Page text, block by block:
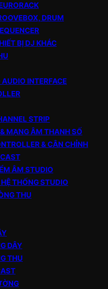
DRUM
BỊ DJ KHÁC
INTERFACE
STRIP
MẠNG ÂM THANH SỐ
& CÂN CHỈNH
ÂM STUDIO
THỐNG STUDIO
THU
DÂY
THU